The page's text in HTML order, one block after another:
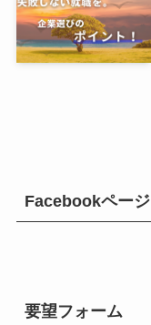
Facebookページ
要望フォーム